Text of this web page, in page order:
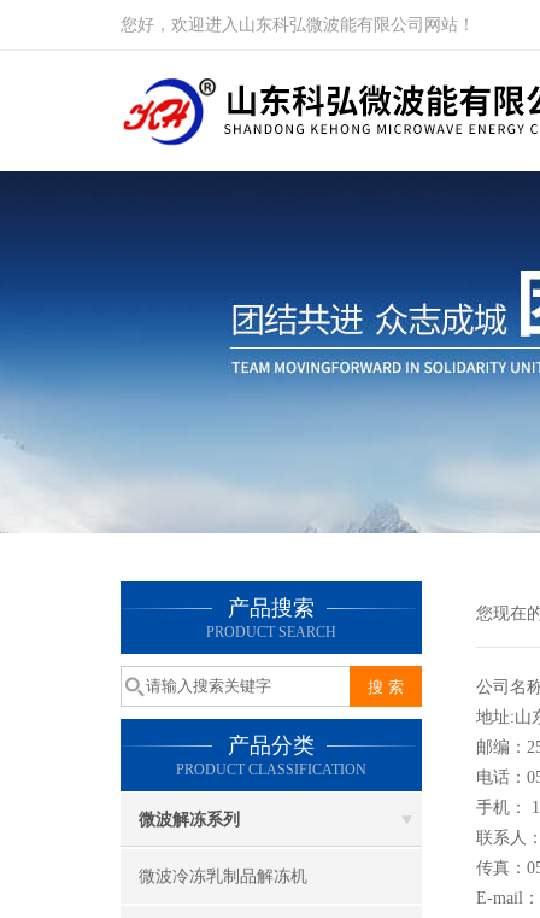
您好，欢迎进入山东科弘微波能有限公司网站！
产品搜索
PRODUCT SEARCH
产品分类
PRODUCT CLASSIFICATION
微波解冻系列
微波冷冻乳制品解冻机
您现在
公司名
地址:山
邮编：
电话：
手机：
联系人
传真：
E-mail